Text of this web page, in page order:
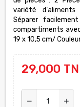
variété
Séparer
compartiments
19 x 10,5 cm/
29,000
remove add